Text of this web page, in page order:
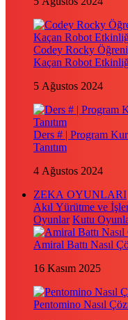
Codey Rocky
Kaçan Robot
5 Ağustos 2024
Ders # | Program
Tanıtım
4 Ağustos 2024
ZEKA OYUNLARI
Akıl Yürütme ve
Oyunlar Kutu
Amiral Battı Nasıl
16 Kasım 2025
Pentomino Nasıl